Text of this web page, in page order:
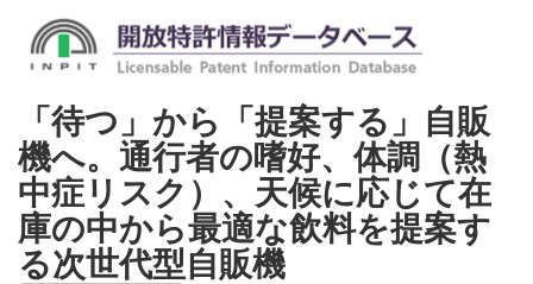
「待つ」から「提案する」自販
機へ。通行者の嗜好、体調（熱
中症リスク）、天候に応じて在
庫の中から最適な飲料を提案す
る次世代型自販機